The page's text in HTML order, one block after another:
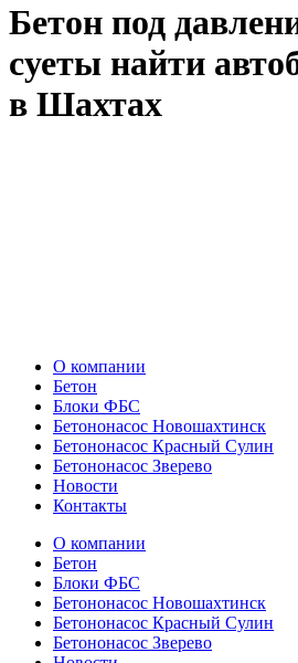
Бетон под
суеты найти
в Шахтах
О компании
Бетон
Блоки ФБС
Бетононасос Новошахтинск
Бетононасос Красный Сулин
Бетононасос Зверево
Новости
Контакты
О компании
Бетон
Блоки ФБС
Бетононасос Новошахтинск
Бетононасос Красный Сулин
Бетононасос Зверево